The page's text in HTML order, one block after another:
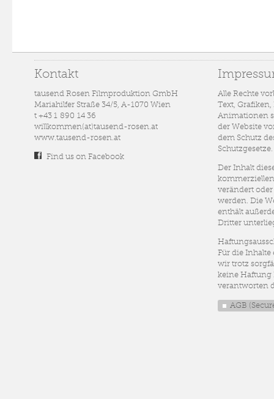
Kontakt
tausend Rosen Filmproduktion GmbH
Mariahilfer Straße 34/5, A-1070 Wien
t +43 1 890 14 36
willkommen(at)tausend-rosen.at
www.tausend-rosen.at
Find us on Facebook
Alle Rechte
Text,
Animationen
der Website
dem Schutz
Schutzgesetze.
Der Inhalt
verändert
werden. Die
enthält
Dritter
Für die
wir trotz
keine Haftung
verantworten
AGB